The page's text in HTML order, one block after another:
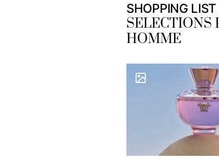
SHOPPING LIST
SELECTIONS
HOMME